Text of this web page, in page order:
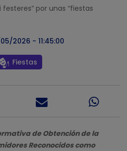
por unas “fiestas
2026 - 11:45:00
Fiestas
de Obtención de la
Reconocidos como